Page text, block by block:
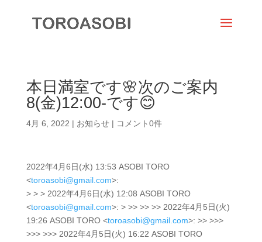
本日満室です🌸次のご案内
8(金)12:00-です😊
4月 6, 2022 | お知らせ| コメント0件
2022年4月6日(水) 13:53 ASOBI TORO
<toroasobi@gmail.com>:
> > > 2022年4月6日(水) 12:08 ASOBI TORO
<toroasobi@gmail.com>: > >> >> >> 2022年4月5日(火)
19:26 ASOBI TORO <toroasobi@gmail.com>: >> >>>
>>> >>> 2022年4月5日(火) 16:22 ASOBI TORO